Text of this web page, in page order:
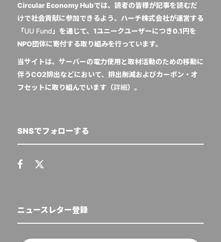
Circular Economy Hubでは、読者の皆様が記事を読むだ
けで社会貢献に参加できるよう、ハーチ株式会社が運営する
「UU Fund 」を通じて、1ユニークユーザーにつき0.1円を
NPO団体に寄付する取り組みを行っています。
当サイトは、サーバーの電力使用と取材活動のための移動に
伴うCO2排出などにおいて、排出削減およびカーボン・オ
フセットに取り組んでいます（詳細）。
SNSでフォローする
ニュースレター登録